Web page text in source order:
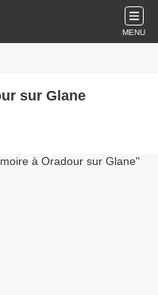
MENU
sur Glane